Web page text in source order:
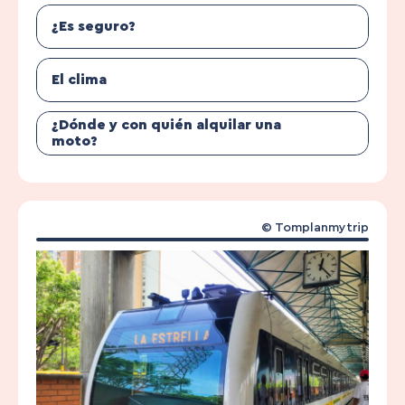
¿Es seguro?
El clima
¿Dónde y con quién alquilar una
moto?
© Tomplanmytrip